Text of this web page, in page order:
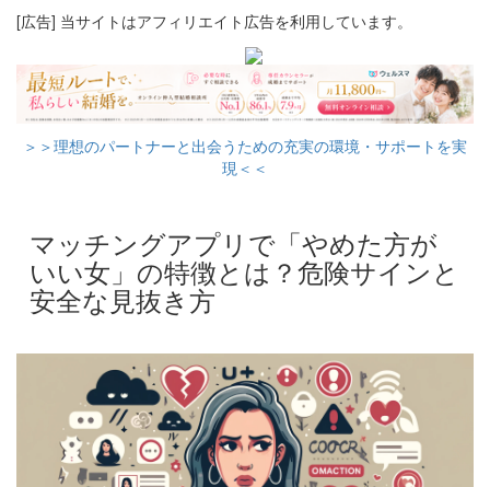
[広告] 当サイトはアフィリエイト広告を利用しています。
＞＞理想のパートナーと出会うための充実の環境・サポートを実
現＜＜
マッチングアプリで「やめた方が
いい女」の特徴とは？危険サインと
安全な見抜き方